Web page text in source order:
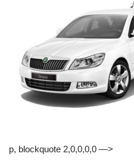
p, blockquote 2,0,0,0,0 —>